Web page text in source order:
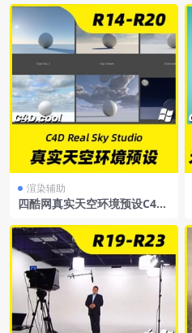
图插件
渲染辅助
四酷网真实天空环境预设C4D